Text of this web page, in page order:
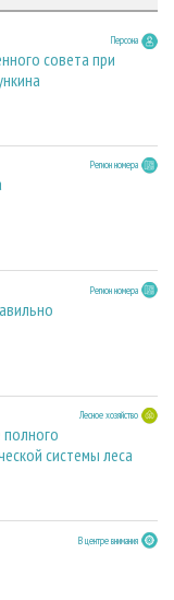
Персона
совета при
Регион номера
Регион номера
Лесное хозяйство
полного
системы леса
В центре внимания